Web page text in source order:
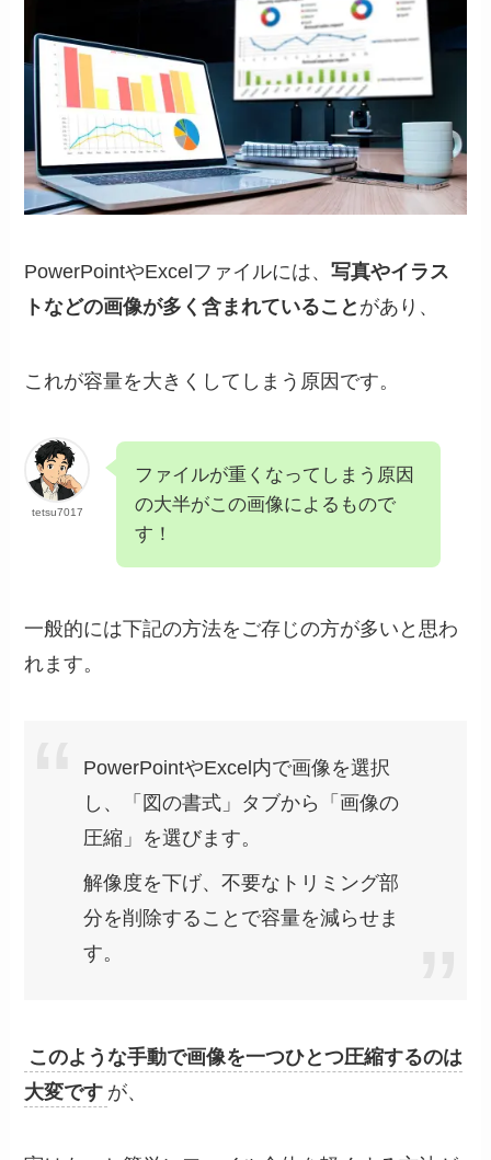
PowerPointやExcelファイルには、写真やイラス
トなどの画像が多く含まれていること があり、
これが容量を大きくしてしまう原因です。
tetsu7017
ファイルが重くなってしまう原因
の大半がこの画像によるもので
す！
一般的には下記の方法をご存じの方が多いと思わ
れます。
PowerPointやExcel内で画像を選択
し、「図の書式」タブから「画像の
圧縮」を選びます。
解像度を下げ、不要なトリミング部
分を削除することで容量を減らせま
す。
このような手動で画像を一つひとつ圧縮するのは
大変です が、